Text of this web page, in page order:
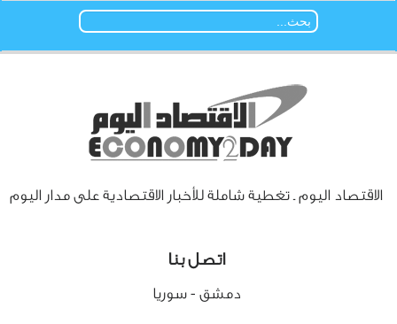
الاقتصاد اليوم ـ تغطية شاملة للأخبار الاقتصادية على مدار اليوم
اتصل بنا
دمشق - سوريا